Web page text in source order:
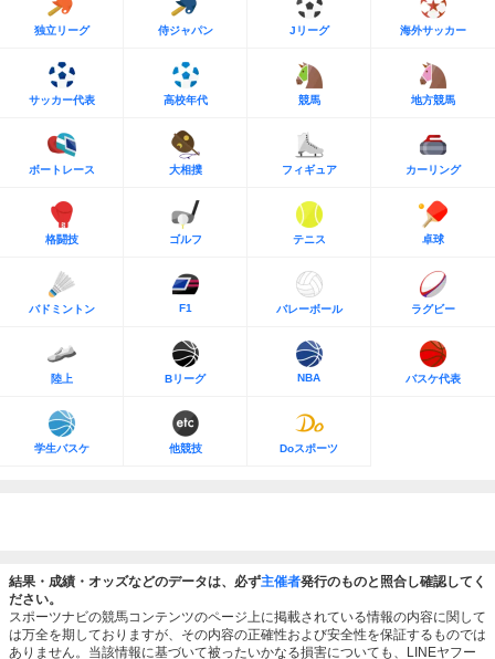
独立リーグ 侍ジャパン Jリーグ 海外サッカー
サッカー代表 高校年代 競馬 地方競馬
ボートレース 大相撲 フィギュア カーリング
格闘技 ゴルフ テニス 卓球
バドミントン F1 バレーボール ラグビー
陸上 Bリーグ NBA バスケ代表
学生バスケ 他競技 Doスポーツ
結果・成績・オッズなどのデータは、必ず主催者発行のものと照合し確認してく
ださい。
スポーツナビの競馬コンテンツのページ上に掲載されている情報の内容に関して
は万全を期しておりますが、その内容の正確性および安全性を保証するものでは
ありません。当該情報に基づいて被ったいかなる損害についても、LINEヤフー